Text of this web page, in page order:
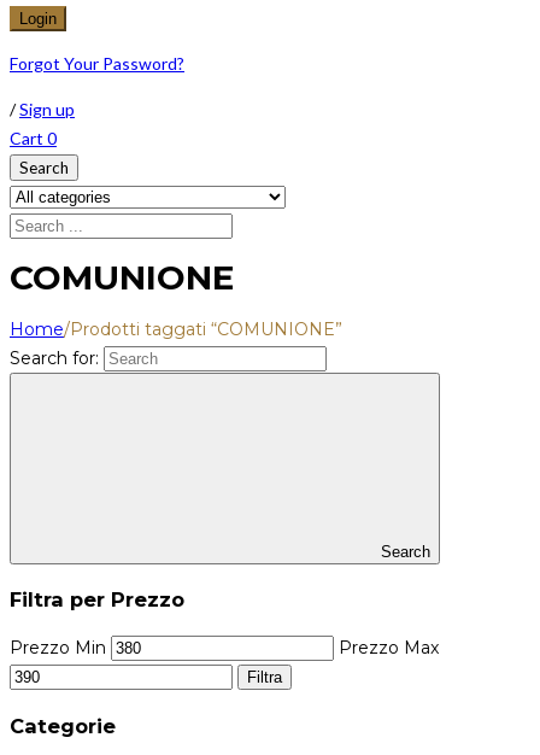
Forgot Your Password?
/Sign up
Cart 0
Search
COMUNIONE
Home/Prodotti taggati “COMUNIONE”
Search for:
Search
Filtra per Prezzo
Prezzo Min Prezzo Max
Filtra
Categorie